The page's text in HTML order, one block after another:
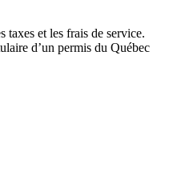
taxes et les frais de service.
d’un permis du Québec